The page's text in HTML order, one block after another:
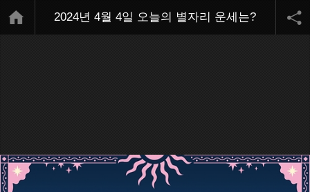
2024년 4월 4일 오늘의 별자리 운세는?